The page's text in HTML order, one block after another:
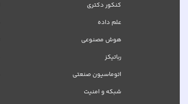
کنکور دکتری
علم داده
هوش مصنوعی
رباتیکز
اتوماسیون صنعتی
شبکه‌ و امنیت